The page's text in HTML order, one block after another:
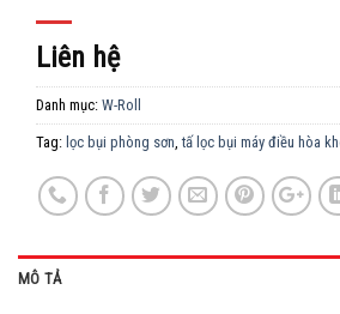
Liên hệ
Danh mục: W-Roll
Tag: lọc bụi phòng sơn ,tấ lọc bụi máy điều hòa
MÔ TẢ